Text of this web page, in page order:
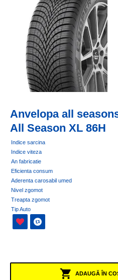
Anvelopa all
All Season XL 86H
Indice sarcina
Indice viteza
An fabricatie
Eficienta consum
Aderenta carosabil umed
Nivel zgomot
Treapta zgomot
Tip Auto
ADAUGĂ ÎN